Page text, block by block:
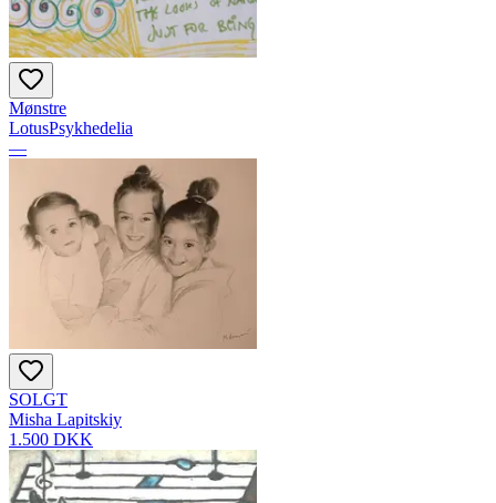
Mønstre
LotusPsykhedelia
—
SOLGT
Misha Lapitskiy
1.500 DKK